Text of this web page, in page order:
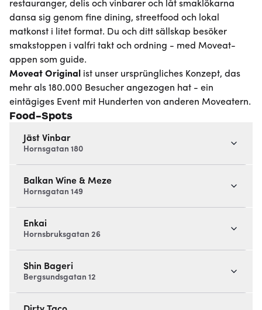
restauranger, delis och vinbarer och låt smaklökarna
dansa sig genom fine dining, streetfood och lokal
matkonst i litet format. Du och ditt sällskap besöker
smakstoppen i valfri takt och ordning - med Moveat-
appen som guide.
Moveat Original
ist unser ursprüngliches Konzept, das
mehr als 180.000 Besucher angezogen hat - ein
eintägiges Event mit Hunderten von anderen Moveatern.
Food-Spots
Jäst Vinbar
Hornsgatan 180
Balkan Wine & Meze
Hornsgatan 149
Enkai
Hornsbruksgatan 26
Shin Bageri
Bergsundsgatan 12